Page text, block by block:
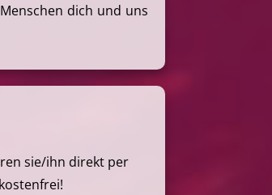
dich und uns
sie/ihn direkt per